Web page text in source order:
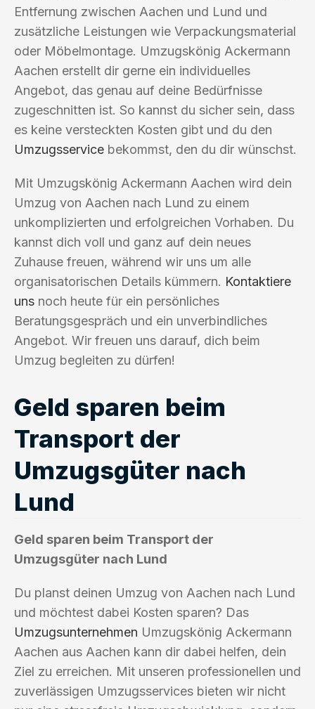
Entfernung zwischen Aachen und Lund und
zusätzliche Leistungen wie Verpackungsmaterial
oder Möbelmontage. Umzugskönig Ackermann
Aachen erstellt dir gerne ein individuelles
Angebot, das genau auf deine Bedürfnisse
zugeschnitten ist. So kannst du sicher sein, dass
es keine versteckten Kosten gibt und du den
Umzugsservice bekommst, den du dir wünschst.
Mit Umzugskönig Ackermann Aachen wird dein
Umzug von Aachen nach Lund zu einem
unkomplizierten und erfolgreichen Vorhaben. Du
kannst dich voll und ganz auf dein neues
Zuhause freuen, während wir uns um alle
organisatorischen Details kümmern. Kontaktiere
uns noch heute für ein persönliches
Beratungsgespräch und ein unverbindliches
Angebot. Wir freuen uns darauf, dich beim
Umzug begleiten zu dürfen!
Geld sparen beim
Transport der
Umzugsgüter nach
Lund
Geld sparen beim Transport der
Umzugsgüter nach Lund
Du planst deinen Umzug von Aachen nach Lund
und möchtest dabei Kosten sparen? Das
Umzugsunternehmen Umzugskönig Ackermann
Aachen aus Aachen kann dir dabei helfen, dein
Ziel zu erreichen. Mit unseren professionellen und
zuverlässigen Umzugsservices bieten wir nicht